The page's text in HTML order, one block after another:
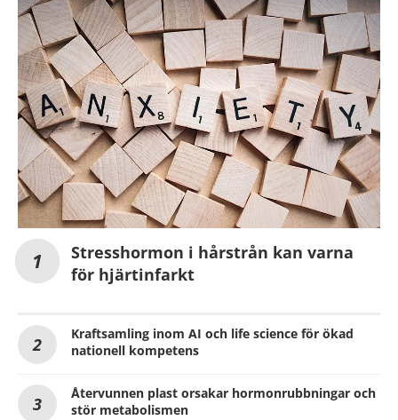
Stresshormon i hårstrån kan varna
för hjärtinfarkt
Kraftsamling inom AI och life science för ökad
nationell kompetens
Återvunnen plast orsakar hormonrubbningar och
stör metabolismen